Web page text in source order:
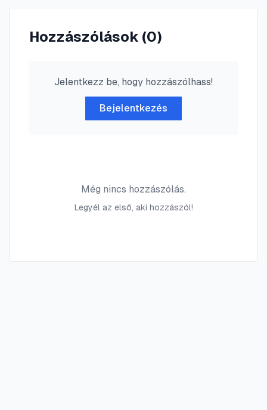
Hozzászólások (0)
Jelentkezz be, hogy hozzászólhass!
Bejelentkezés
Még nincs hozzászólás.
Legyél az első, aki hozzászól!